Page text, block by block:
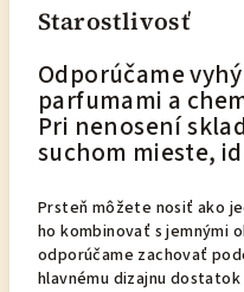
Starostlivosť
Odporúčame
parfumami a
Pri nenosení
suchom mieste,
Prsteň môžete nosiť ako
ho kombinovať s jemnými
odporúčame zachovať
hlavnému dizajnu